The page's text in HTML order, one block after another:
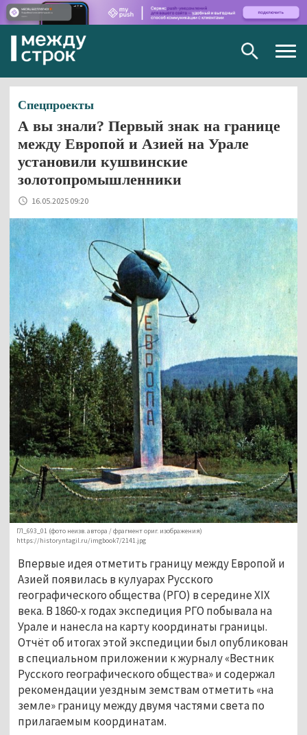
Спецпроекты
А вы знали? Первый знак на границе
между Европой и Азией на Урале
установили кушвинские
золотопромышленники
16.05.2025 09:20
ГЛ_693_01 (фото неизв. автора / фрагмент ориг. изображения)
https://historyntagil.ru/imgbook7/2141.jpg
Впервые идея отметить границу между Европой и
Азией появилась в кулуарах Русского
географического общества (РГО) в середине XIX
века. В 1860-х годах экспедиция РГО побывала на
Урале и нанесла на карту координаты границы.
Отчёт об итогах этой экспедиции был опубликован
в специальном приложении к журналу «Вестник
Русского географического общества» и содержал
рекомендации уездным земствам отметить «на
земле» границу между двумя частями света по
прилагаемым координатам.